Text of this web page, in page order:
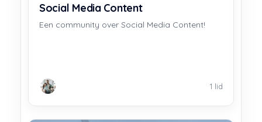
Social Media Content
Een community over Social Media Content!
1 lid